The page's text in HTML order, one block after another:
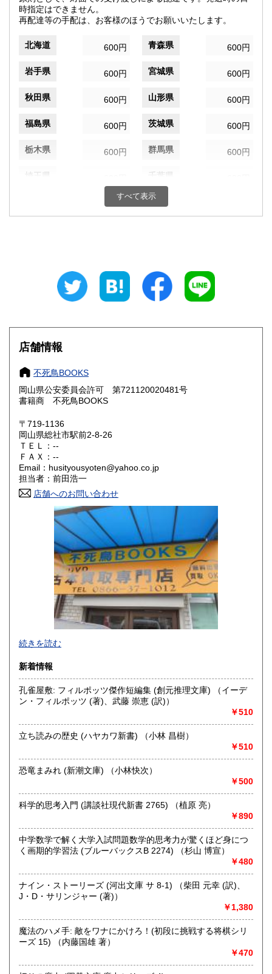
時指定はできません。
再配達等の手配は、お客様のほうでお願いいたします。
北海道 600円 青森県 600円
岩手県 600円 宮城県 600円
秋田県 600円 山形県 600円
福島県 600円 茨城県 600円
栃木県 600円 群馬県 600円
埼玉県 千葉県
600円 神奈川県
600円 長野県
大阪府 600円 兵庫県
鳥取県 600円
岡山県 600円 広島県
山口県 600円
600円
600円 福岡県
600円 長崎県
600円 大分県
600円 鹿児島県
沖縄県
すべて表示
店舗情報
不死鳥BOOKS
岡山県公安委員会許可 第721120020481号
書籍商 不死鳥BOOKS
〒719-1136
岡山県総社市駅前2-8-26
ＴＥＬ：--
ＦＡＸ：--
Email：husityousyoten@yahoo.co.jp
担当者：前田浩一
店舗へのお問い合わせ
不死鳥BOOKSでは、書籍だけでなくCD、DVD、レコード、
ゲーム、おもちゃ、骨董品まであらゆるものの買い取りがで
にお問い合わせください。出張費は、無料です。
沿線名：伯備線・桃太郎線(吉備線)
最寄駅：総社駅
定休日：年中無休
不死鳥BOOKSでは、書籍だけでなくCD、DVD、レコード、
ゲーム、おもちゃ、骨董品まであらゆるものの買い取りがで
にお問い合わせください。出張費は、無料です。
取り扱い分野
哲学宗教、歴史、社会科学、自然科学、美術工芸、趣味、外
国書、サブカルチャー、古書一般（その他）
続きを読む
新着情報
孔雀屋敷: フィルポッツ傑作短編集 (創元推理文庫) （イーデ
ン・フィルポッツ (著)、武藤 崇恵 (訳)）
￥510
立ち読みの歴史 (ハヤカワ新書) （小林 昌樹）
￥510
恐竜まみれ (新潮文庫) （小林快次）
￥500
科学的思考入門 (講談社現代新書 2765) （植原 亮）
￥890
中学数学で解く大学入試問題数学的思考力が驚くほど身につ
く画期的学習法 (ブルーバックスB 2274) （杉山 博宣）
￥480
ナイン・ストーリーズ (河出文庫 サ 8-1) （柴田 元幸 (訳)、
J・D・サリンジャー (著)）
￥1,380
魔法のハメ手: 敵をワナにかけろ！(初段に挑戦する将棋シリ
ーズ 15) （内藤国雄 著）
￥470